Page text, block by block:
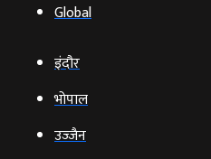
Global
इंदौर
भोपाल
उज्‍जैन